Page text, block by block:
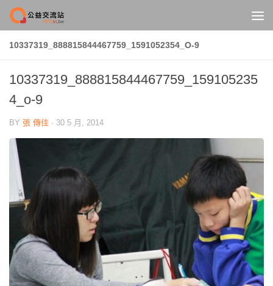
Skip to content
10337319_888815844467759_1591052354_O-9
10337319_888815844467759_159105235
4_o-9
BY 張 傳佳 · 30 5 月, 2014